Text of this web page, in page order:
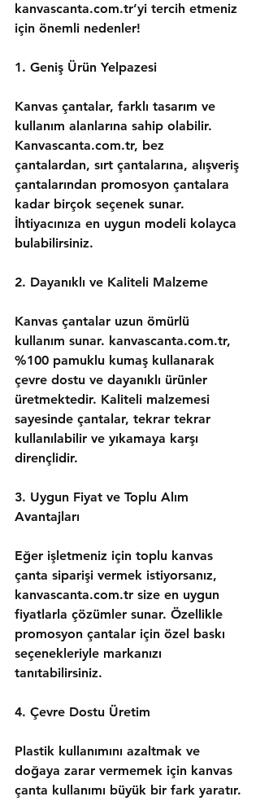
kanvascanta.com.tr’yi tercih etmeniz
için önemli nedenler!
1. Geniş Ürün Yelpazesi
Kanvas çantalar, farklı tasarım ve
kullanım alanlarına sahip olabilir.
Kanvascanta.com.tr, bez
çantalardan, sırt çantalarına, alışveriş
çantalarından promosyon çantalara
kadar birçok seçenek sunar.
İhtiyacınıza en uygun modeli kolayca
bulabilirsiniz.
2. Dayanıklı ve Kaliteli Malzeme
Kanvas çantalar uzun ömürlü
kullanım sunar. kanvascanta.com.tr,
%100 pamuklu kumaş kullanarak
çevre dostu ve dayanıklı ürünler
üretmektedir. Kaliteli malzemesi
sayesinde çantalar, tekrar tekrar
kullanılabilir ve yıkamaya karşı
dirençlidir.
3. Uygun Fiyat ve Toplu Alım
Avantajları
Eğer işletmeniz için toplu kanvas
çanta siparişi vermek istiyorsanız,
kanvascanta.com.tr size en uygun
fiyatlarla çözümler sunar. Özellikle
promosyon çantalar için özel baskı
seçenekleriyle markanızı
tanıtabilirsiniz.
4. Çevre Dostu Üretim
Plastik kullanımını azaltmak ve
doğaya zarar vermemek için kanvas
çanta kullanımı büyük bir fark yaratır.